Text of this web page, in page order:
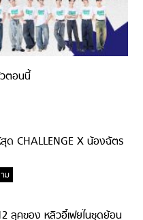
ตอนนี้
ด CHALLENGE X น้องฉัตร
ม
ลุคของ หลิวอี้เฟยในชุดย้อน